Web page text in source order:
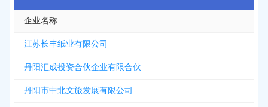
企业名称
江苏长丰纸业有限公司
丹阳汇成投资合伙企业有限合伙
丹阳市中北文旅发展有限公司